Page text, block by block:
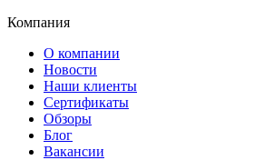
Компания
О компании
Новости
Наши клиенты
Сертификаты
Обзоры
Блог
Вакансии